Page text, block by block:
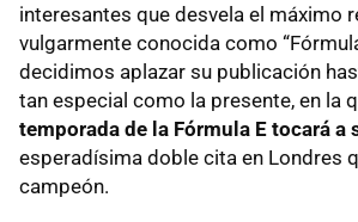
interesantes que desvela el máximo
vulgarmente conocida como
decidimos aplazar su publicación
tan especial como la presente, en la
temporada de la Fórmula E tocará a
esperadísima doble cita en Londres
campeón.